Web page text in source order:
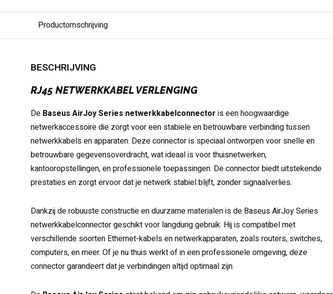
Productomschrijving
BESCHRIJVING
RJ45 NETWERKKABEL VERLENGING
De Baseus AirJoy Series netwerkkabelconnector is een hoogwaardige
netwerkaccessoire die zorgt voor een stabiele en betrouwbare verbinding tussen
netwerkkabels en apparaten. Deze connector is speciaal ontworpen voor snelle en
betrouwbare gegevensoverdracht, wat ideaal is voor thuisnetwerken,
kantooropstellingen, en professionele toepassingen. De connector biedt uitstekende
prestaties en zorgt ervoor dat je netwerk stabiel blijft, zonder signaalverlies.
Dankzij de robuuste constructie en duurzame materialen is de Baseus AirJoy Series
netwerkkabelconnector geschikt voor langdurig gebruik. Hij is compatibel met
verschillende soorten Ethernet-kabels en netwerkapparaten, zoals routers, switches,
computers, en meer. Of je nu thuis werkt of in een professionele omgeving, deze
connector garandeert dat je verbindingen altijd optimaal zijn.